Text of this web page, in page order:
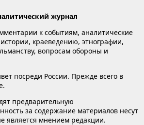
журнал
к событиям, аналитические
краеведению, этнографии,
вопросам обороны и
посреди России. Прежде всего в
предварительную
за содержание материалов несут
является мнением редакции.